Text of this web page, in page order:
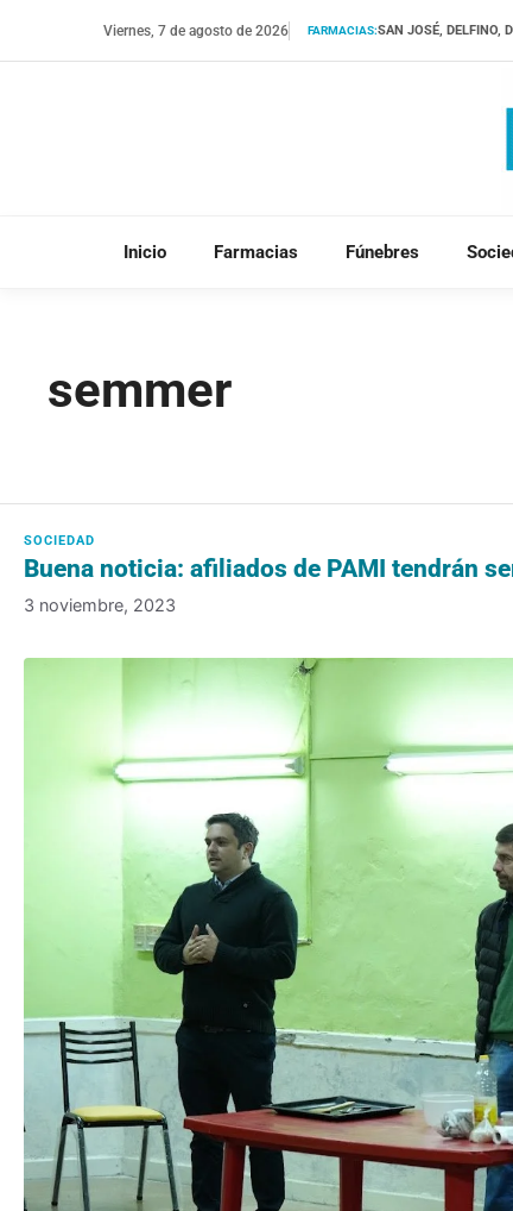
Viernes, 7 de agosto de 2026 FARMACIAS:SAN JOSÉ, DELFINO,
Inicio Farmacias Fúnebres
semmer
Buena noticia: afiliados de PAMI tendrán
3 noviembre, 2023